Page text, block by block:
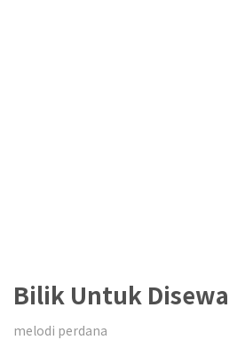
Bilik Untuk Disewa
melodi perdana